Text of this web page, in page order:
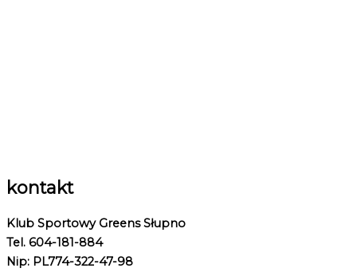
kontakt
Klub Sportowy Greens Słupno
Tel. 604-181-884
Nip: PL774-322-47-98